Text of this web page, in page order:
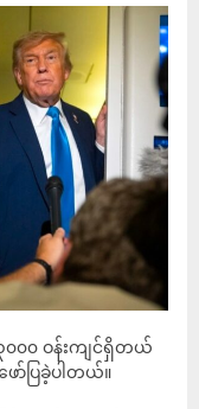
၀၀ ဝန်းကျင်ရှိတယ်
ာ်ပြခဲ့ပါတယ်။